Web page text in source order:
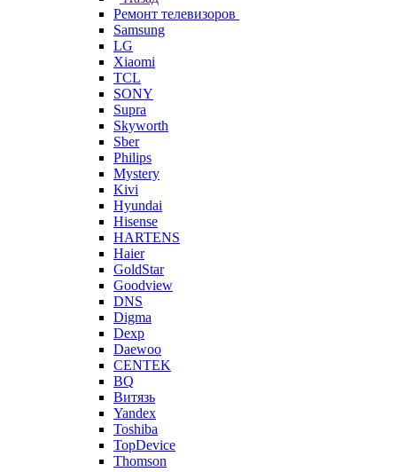
Ремонт телевизоров
Samsung
LG
Xiaomi
TCL
SONY
Supra
Skyworth
Sber
Philips
Mystery
Kivi
Hyundai
Hisense
HARTENS
Haier
GoldStar
Goodview
DNS
Digma
Dexp
Daewoo
CENTEK
BQ
Витязь
Yandex
Toshiba
TopDevice
Thomson